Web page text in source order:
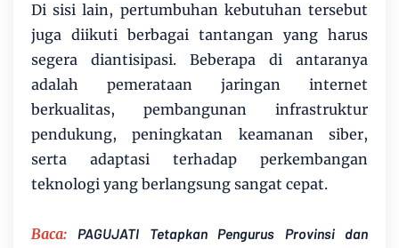
Di sisi lain, pertumbuhan kebutuhan tersebut
juga diikuti berbagai tantangan yang harus
segera diantisipasi. Beberapa di antaranya
adalah pemerataan jaringan internet
berkualitas, pembangunan infrastruktur
pendukung, peningkatan keamanan siber,
serta adaptasi terhadap perkembangan
teknologi yang berlangsung sangat cepat.
Baca:PAGUJATI Tetapkan Pengurus Provinsi dan